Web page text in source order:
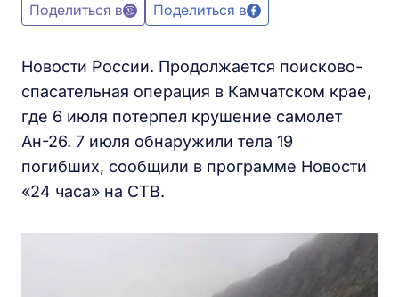
Поделиться в
Поделиться в
Новости России. Продолжается поисково-
спасательная операция в Камчатском крае,
где 6 июля потерпел крушение самолет
Ан-26. 7 июля обнаружили тела 19
погибших, сообщили в программе Новости
«24 часа» на СТВ.